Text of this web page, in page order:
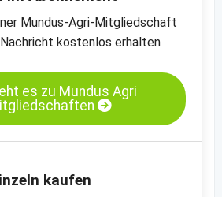
Brot- / Mahlweizen,
Brot- / Mahlweizen,
CBOT
gelb, 99.5% Reinheit,
Mundus-Agri-Mitgliedschaft
kostenlos erhalten
es zu Mundus Agri
kaufen